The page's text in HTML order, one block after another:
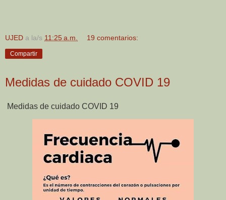
UJED a la/s 11:25 a.m. 19 comentarios:
Compartir
Medidas de cuidado COVID 19
Medidas de cuidado COVID 19